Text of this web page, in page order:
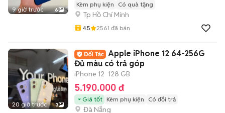
9 giờ trước 6
Kèm phụ kiện Có quà tặng
Tp Hồ Chí Minh
4.5 2561 đã bán
20 giờ trước 3
Apple iPhone 12 64-256G
Đủ màu có trả góp
iPhone 12 128 GB
5.190.000 đ
Giá tốt Kèm phụ kiện Có đổi trả
Đà Nẵng